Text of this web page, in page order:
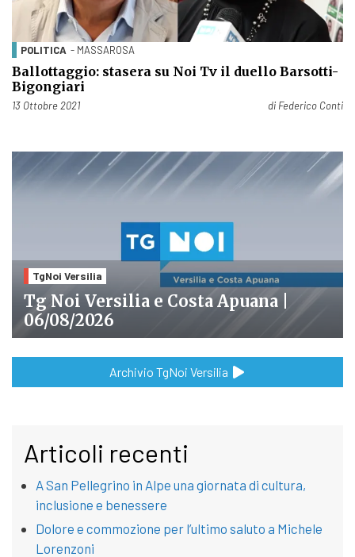
POLITICA - MASSAROSA
Ballottaggio: stasera su Noi Tv il duello Barsotti-
Bigongiari
Pubblicato il
13 Ottobre 2021 di Federico Conti
TgNoi Versilia
Tg Noi Versilia e Costa Apuana |
06/08/2026
Archivio TgNoi Versilia
Articoli recenti
A San Pellegrino in Alpe una giornata di cultura,
inclusione e benessere
Dolore e commozione per l’ultimo saluto a Michele
Lorenzoni